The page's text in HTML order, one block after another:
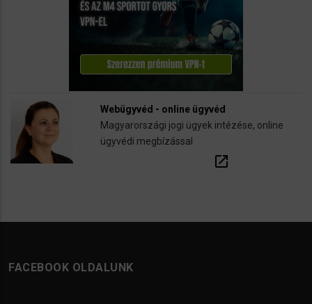
Webügyvéd - online ügyvéd
Magyarországi jogi ügyek intézése, online
ügyvédi megbízással
open_in_new
FACEBOOK OLDALUNK